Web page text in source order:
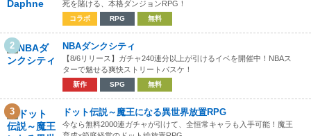
死を賭ける、本格ダンジョンRPG！
コラボ RPG 無料
2 NBAダンクシティ
【8/6リリース】ガチャ240連分以上が引けるイベを開催中！NBAス
ターで魅せる爽快ストリートバスケ！
新作 SPG 無料
3 ドット伝説～魔王になる異世界放置RPG
今なら無料2000連ガチャが引けて、全恒常キャラも入手可能！魔王